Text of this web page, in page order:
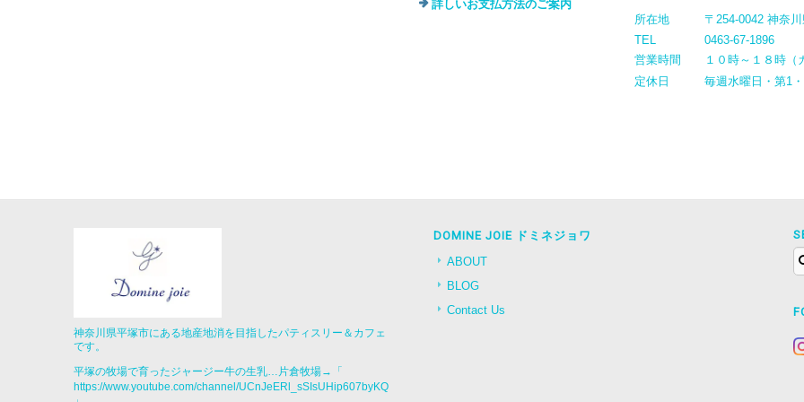
詳しいお支払方法のご案内
所在地
〒254-0042 神奈
TEL
0463-67-1896
営業時間
１０時～１８時（
定休日
毎週水曜日・第1
神奈川県平塚市にある地産地消を目指したパティスリー＆カフェ
です。
平塚の牧場で育ったジャージー牛の生乳…片倉牧場→「
https://www.youtube.com/channel/UCnJeERl_sSIsUHip607byKQ
DOMINE JOIE ドミネジョワ
ABOUT
BLOG
Contact Us